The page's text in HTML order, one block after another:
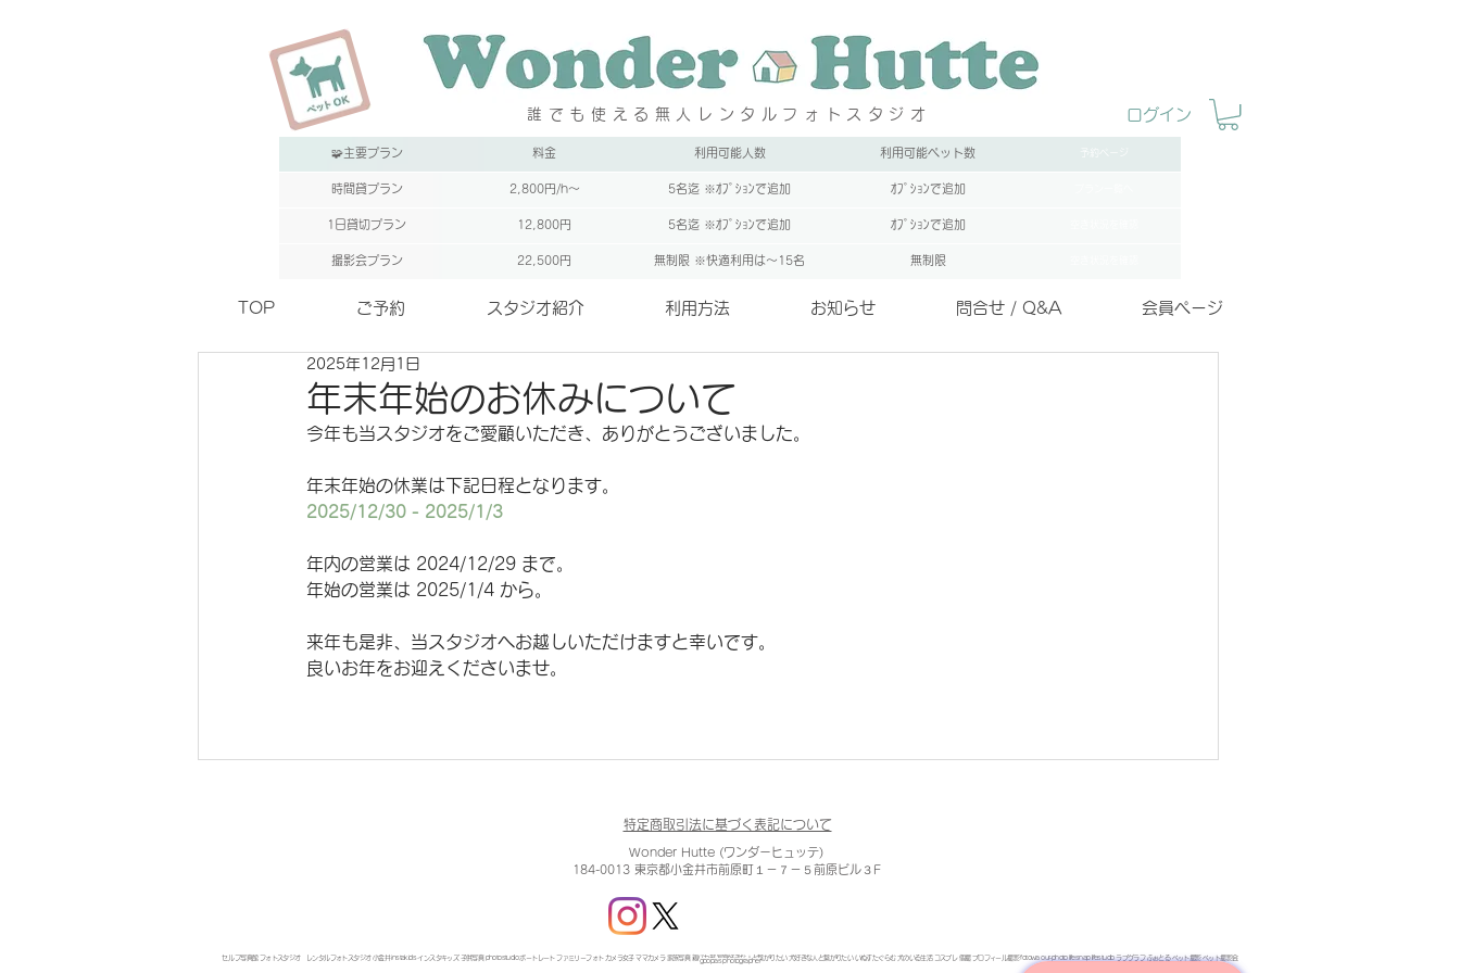
MENU
誰でも使える無人レンタルフォトスタジオ ログイン
🧩主要プラン 料金 利用可能人数 利用可能ペット数
時間貸プラン 2,800円/h～ 5名迄 ※ｵﾌﾟｼｮﾝで追加 ｵﾌﾟｼｮﾝで追加
1日貸切プラン 12,800円 5名迄 ※ｵﾌﾟｼｮﾝで追加 ｵﾌﾟｼｮﾝで追加
撮影会プラン 22,500円 無制限 ※快適利用は～15名 無制限
TOP ご予約 スタジオ紹介 利用方法 お知らせ 問合せ / Q&A 会員ページ
年末年始のお休みについて
2025年12月1日
今年も当スタジオをご愛顧いただき、ありがとうございました。
年末年始の休業は下記日程となります。
2025/12/30 - 2025/1/3
年内の営業は 2024/12/29 まで。
年始の営業は 2025/1/4 から。
来年も是非、当スタジオへお越しいただけますと幸いです。
良いお年をお迎えくださいませ。
特定商取引法に基づく表記について
Wonder Hutte (ワンダーヒュッテ)
184-0013 東京都小金井市前原町１－７－５前原ビル３F
​セルフ写真館 フォトスタジオ レンタルフォトスタジオ 小金井 instakids インスタキッズ 子供写真 photostudio ポートレート ファミリーフォト カメラ女子 ママカメラ 家族写真 親バカ部 写真好きな人と繋がりたい 犬好きな人と繋がりたい いぬすたぐらむ 犬のいる生活 コスプレ 個撮 プロフィール撮影 fotowa our-photo lifesnap lifestudio ラブグラフ ふぉとる ペット撮影 ペット撮影会
goopas photographer